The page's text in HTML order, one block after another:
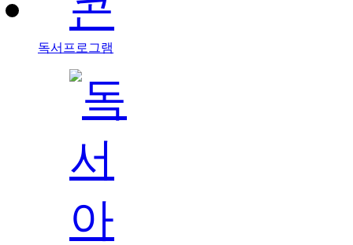
독서프로그램